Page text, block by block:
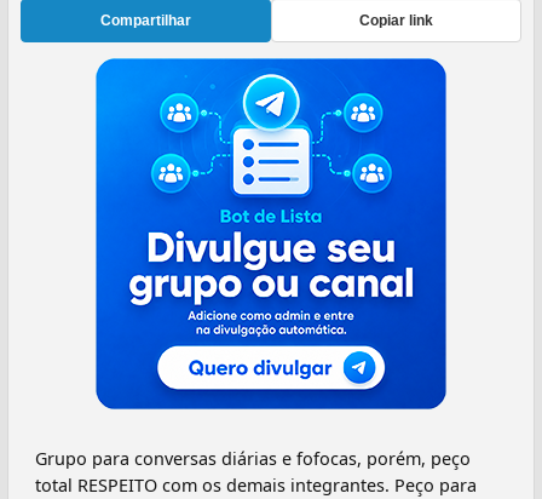
Compartilhar Copiar link
Grupo para conversas diárias e fofocas, porém, peço
total RESPEITO com os demais integrantes. Peço para